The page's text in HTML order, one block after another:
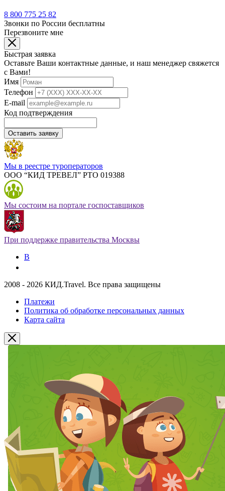
8 800 775 25 82
Звонки по России бесплатны
Перезвоните мне
Быстрая заявка
Оставьте Ваши контактные данные, и наш менеджер свяжется
с Вами!
Имя
Телефон
E-mail
Код подтверждения
Оставить заявку
Мы в реестре туроператоров
ООО “КИД ТРЕВЕЛ” РТО 019388
Мы состоим на портале госпоставщиков
При поддержке правительства Москвы
В
2008 - 2026 КИД.Travel. Все права защищены
Платежи
Политика об обработке персональных данных
Карта сайта